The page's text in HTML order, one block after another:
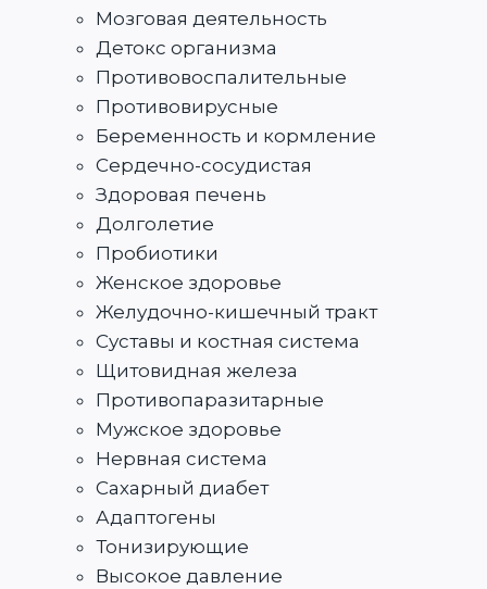
Мозговая деятельность
Детокс организма
Противовоспалительные
Противовирусные
Беременность и кормление
Сердечно-сосудистая
Здоровая печень
Долголетие
Пробиотики
Женское здоровье
Желудочно-кишечный тракт
Суставы и костная система
Щитовидная железа
Противопаразитарные
Мужское здоровье
Нервная система
Сахарный диабет
Адаптогены
Тонизирующие
Высокое давление